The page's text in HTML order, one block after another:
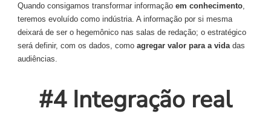
Quando consigamos transformar informação em conhecimento
teremos evoluído como indústria. A informação por si mesma
deixará de ser o hegemônico nas salas de redação; o estratégico
será definir, com os dados, como agregar valor para a vida das
audiências.
#4 Integração real